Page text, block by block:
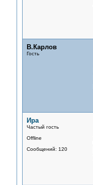
В.Карлов
Гость
Ира
Частый гость
Offline
Сообщений: 120